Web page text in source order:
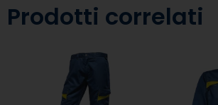
Prodotti correlati